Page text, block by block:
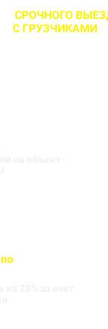
СРОЧНОГО
С ГРУЗЧИКАМИИ
по